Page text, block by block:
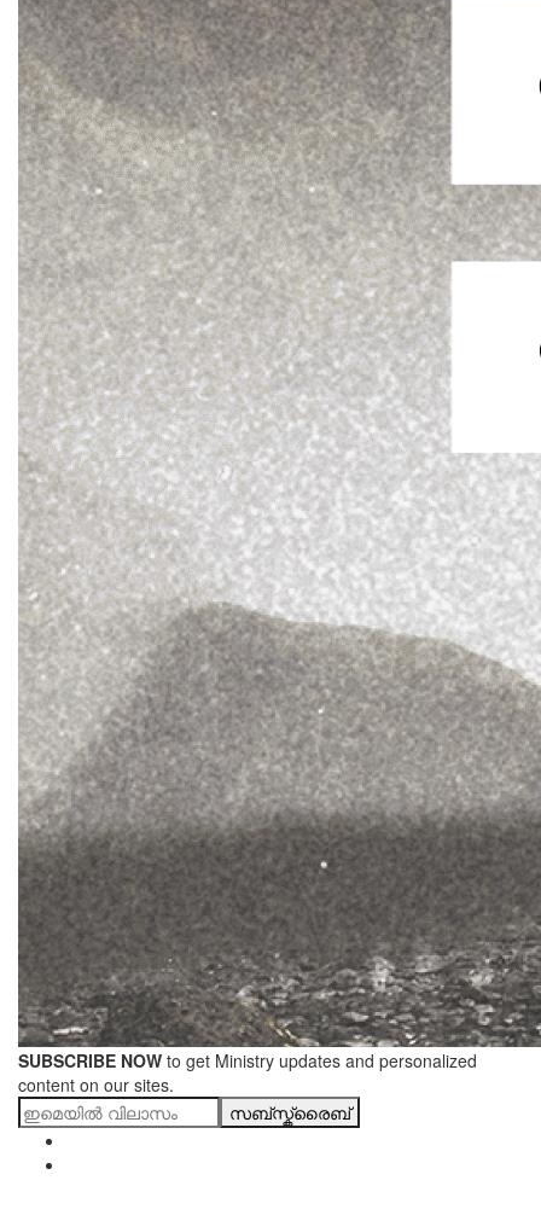
SUBSCRIBE NOW to get Ministry updates and personalized
content on our sites.
സബ്സ്ക്രൈബ്